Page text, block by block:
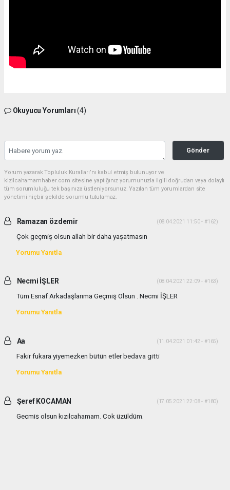
Okuyucu Yorumları(4)
Gönder
Yorum yazarak Topluluk Kuralları’nı kabul etmiş bulunuyor ve
kizilcahamamhaber.com sitesine yaptığınız yorumunuzla ilgili doğrudan veya dolaylı
tüm sorumluluğu tek başınıza üstleniyorsunuz. Yazılan tüm yorumlardan site
yönetimi hiçbir şekilde sorumlu tutulamaz.
Ramazan özdemir (08.04.2021 11:50 - #162)
Çok geçmiş olsun allah bir daha yaşatmasın
Yorumu Yanıtla
Necmi İŞLER (08.04.2021 22:09 - #163)
Tüm Esnaf Arkadaşlarıma Geçmiş Olsun . Necmi İŞLER
Yorumu Yanıtla
Aa (11.04.2021 01:42 - #165)
Fakir fukara yiyemezken bütün etler bedava gitti
Yorumu Yanıtla
Şeref KOCAMAN (17.05.2021 22:08 - #180)
Geçmiş olsun kızılcahamam. Çok üzüldüm.